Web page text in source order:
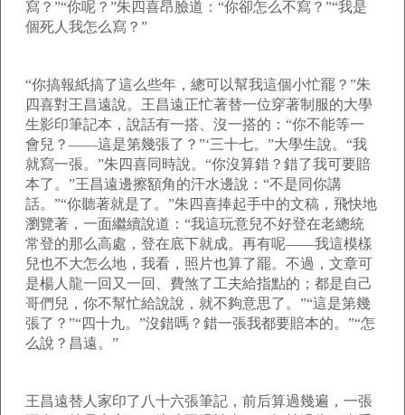
寫？”“你呢？”朱四喜昂臉道：“你卻怎么不寫？”“我是
個死人我怎么寫？”
“你搞報紙搞了這么些年，總可以幫我這個小忙罷？”朱
四喜對王昌遠說。王昌遠正忙著替一位穿著制服的大學
生影印筆記本，說話有一搭、沒一搭的：“你不能等一
會兒？——這是第幾張了？”‘三十七。”大學生說。“我
就寫一張。”朱四喜同時說。“你沒算錯？錯了我可要賠
本了。”王昌遠邊擦額角的汗水邊說：“不是同你講
話。”“你聽著就是了。”朱四喜捧起手中的文稿，飛快地
瀏覽著，一面繼續說道：“我這玩意兒不好登在老總統
常登的那么高處，登在底下就成。再有呢——我這模樣
兒也不大怎么地，我看，照片也算了罷。不過，文章可
是楊人龍一回又一回、費煞了工夫給指點的；都是自己
哥們兒，你不幫忙給說說，就不夠意思了。”“這是第幾
張了？”“四十九。”沒錯嗎？錯一張我都要賠本的。”“怎
么說？昌遠。”
王昌遠替人家印了八十六張筆記，前后算過幾遍，一張